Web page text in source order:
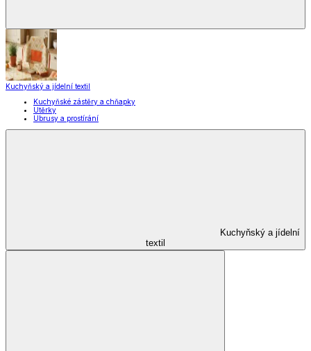
Kuchyňský a jídelní textil
Kuchyňské zástěry a chňapky
Utěrky
Ubrusy a prostírání
Kuchyňský a jídelní
textil